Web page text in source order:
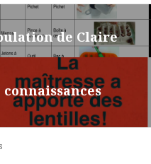
de Claire